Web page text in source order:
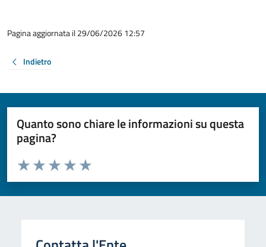
Pagina aggiornata il 29/06/2026 12:57
Indietro
Quanto sono chiare le informazioni su questa
pagina?
Valuta da 1 a 5 stelle la pagina
Valuta 5 stelle su 5
Valuta 4 stelle su 5
Valuta 3 stelle su 5
Valuta 2 stelle su 5
Valuta 1 stelle su 5